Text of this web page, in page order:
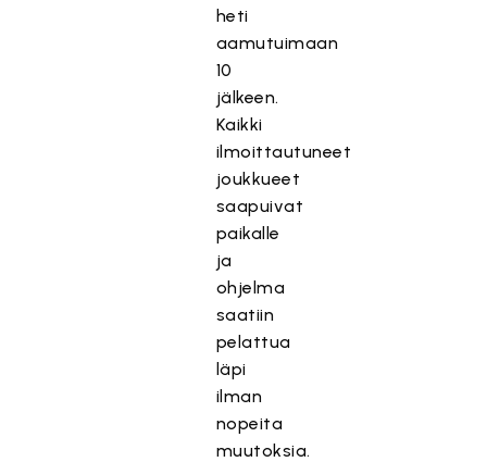
heti
aamutuimaan
10
jälkeen.
Kaikki
ilmoittautuneet
joukkueet
saapuivat
paikalle
ja
ohjelma
saatiin
pelattua
läpi
ilman
nopeita
muutoksia.